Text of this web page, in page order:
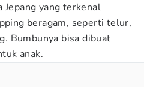
Jepang yang terkenal
beragam, seperti telur,
Bumbunya bisa dibuat
anak.